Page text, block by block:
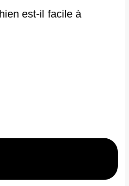
est-il facile à